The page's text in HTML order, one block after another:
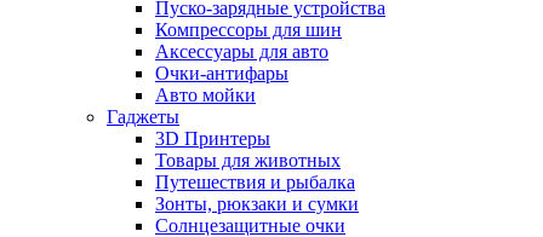
Пуско-зарядные устройства
Компрессоры для шин
Аксессуары для авто
Очки-антифары
Авто мойки
Гаджеты
3D Принтеры
Товары для животных
Путешествия и рыбалка
Зонты, рюкзаки и сумки
Солнцезащитные очки